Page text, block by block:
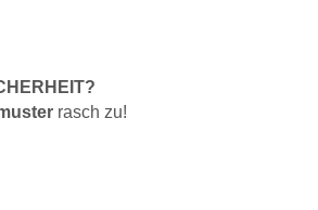
rasch zu!